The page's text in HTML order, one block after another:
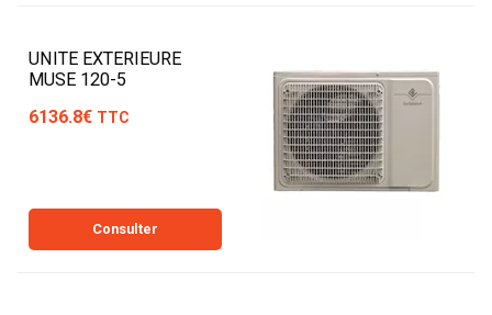
UNITE EXTERIEURE
MUSE 120-5
6136.8€ TTC
Consulter